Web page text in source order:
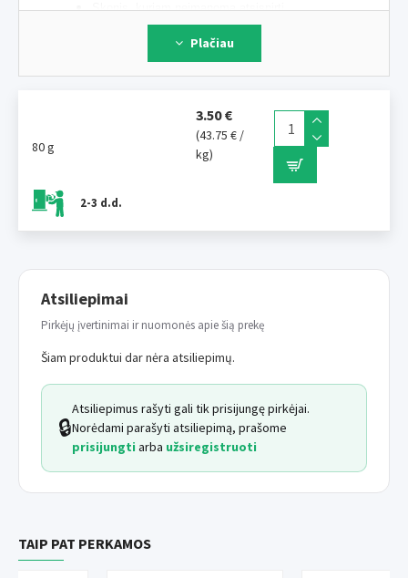
80 g
2-3 d.d.
3.50 €
(43.75 € /
kg)
Skonis, kuriam neįmanoma atsispirti.
natūralūs antioksidantai
Be grūdų – be dažiklių – be cukraus – be GMO.
Tai sveikas, mėsingas ir skanus papildas Jūsų šuns
kasdieniam maistui papildyti. Vaišinkite savo šunį kasdien,
žaliakiautės midijos (100 mg/kg).
Analitinės sudedamosios dalys:žali baltymai 31%, žali
riebalai 28%, drėgmė 18%, žali pelenai 6%, žalia ląsteliena
2%. Natūralūs antioksidantai: rozmarinų ekstraktas ir augalinių
Plačiau
Atsiliepimai
Pirkėjų įvertinimai ir nuomonės apie šią prekę
Šiam produktui dar nėra atsiliepimų.
🔒
Atsiliepimus rašyti gali tik prisijungę pirkėjai.
Norėdami parašyti atsiliepimą, prašome
prisijungti arba užsiregistruoti
TAIP PAT PERKAMOS